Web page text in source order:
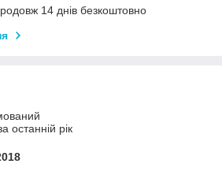
14 днів безкоштовно
останній рік